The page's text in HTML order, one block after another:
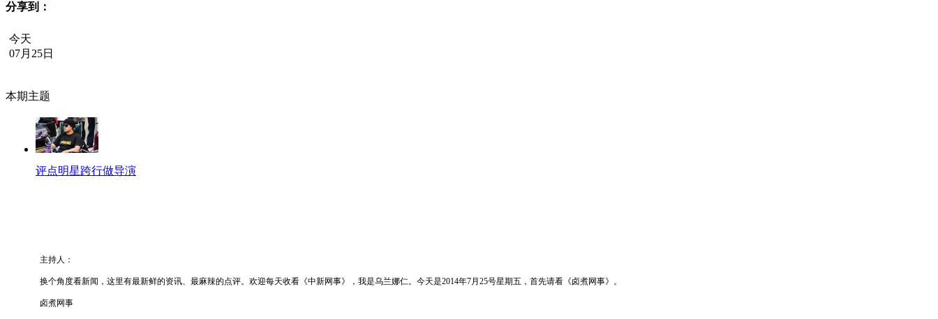
分享到：
今天
07月25日
本期主题
评点明星跨行做导演
主持人：
换个角度看新闻，这里有最新鲜的资讯、最麻辣的点评。欢迎每天收看《中新网事》，我是乌兰娜仁。今天是2014年7月25号星期五，首先请看《卤煮网事》。
卤煮网事